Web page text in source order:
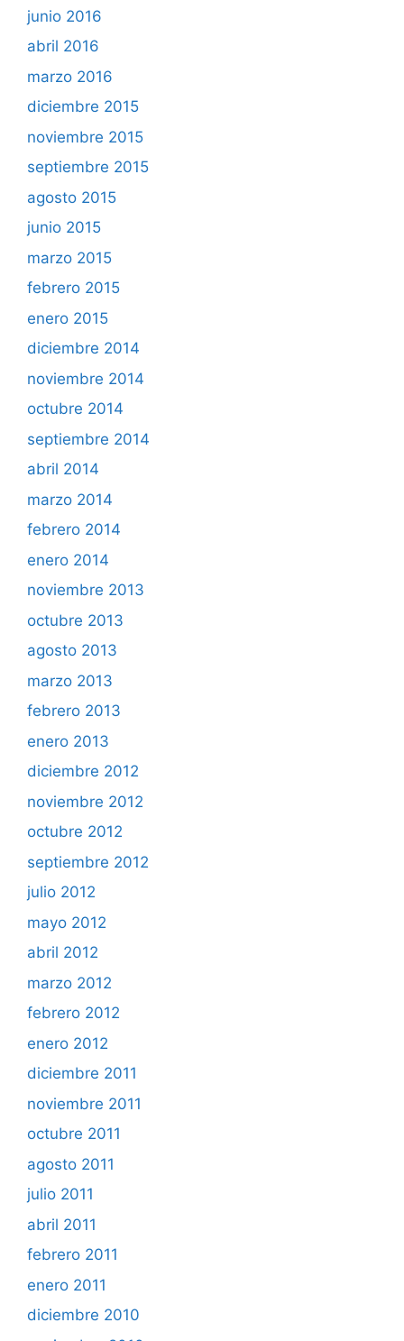
junio 2016
abril 2016
marzo 2016
diciembre 2015
noviembre 2015
septiembre 2015
agosto 2015
junio 2015
marzo 2015
febrero 2015
enero 2015
diciembre 2014
noviembre 2014
octubre 2014
septiembre 2014
abril 2014
marzo 2014
febrero 2014
enero 2014
noviembre 2013
octubre 2013
agosto 2013
marzo 2013
febrero 2013
enero 2013
diciembre 2012
noviembre 2012
octubre 2012
septiembre 2012
julio 2012
mayo 2012
abril 2012
marzo 2012
febrero 2012
enero 2012
diciembre 2011
noviembre 2011
octubre 2011
agosto 2011
julio 2011
abril 2011
febrero 2011
enero 2011
diciembre 2010